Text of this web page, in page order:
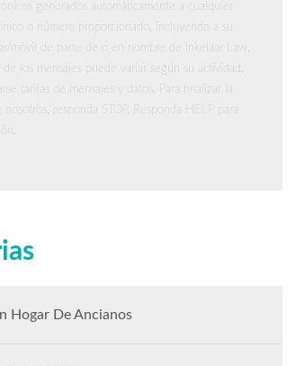
generados automáticamente a cualquier
o número proporcionado, incluyendo a su
móvil de parte de o en nombre de Inkelaar Law.
de los mensajes puede variar según su actividad.
tarifas de mensajes y datos. Para finalizar la
nosotros, responda STOP. Responda HELP para
Hogar De Ancianos